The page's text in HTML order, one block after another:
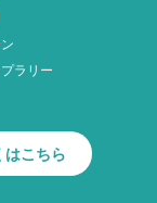
ラリー
はこちら